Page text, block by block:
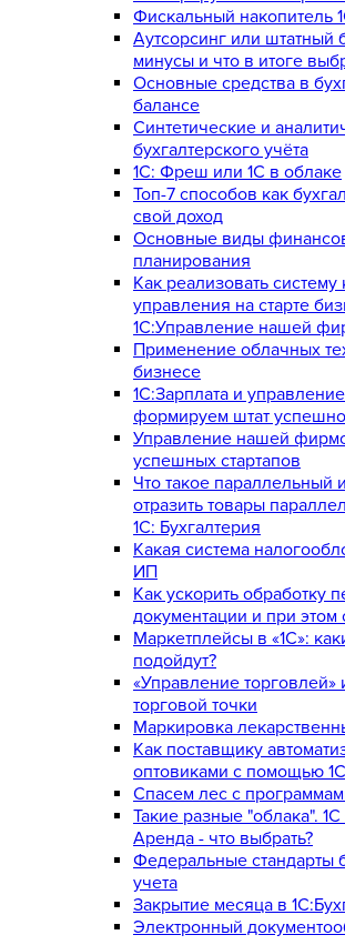
Фискальный накопитель
Аутсорсинг или штатный
минусы и что в итоге
Основные средства в
балансе
Синтетические и
бухгалтерского учёта
1C: Фреш или 1С в облаке
Топ-7 способов как
свой доход
Основные виды
планирования
Как реализовать
управления на старте
1С:Управление нашей
Применение облачных
бизнесе
1C:Зарплата и
формируем штат
Управление нашей
успешных стартапов
Что такое параллельный
отразить товары
1С: Бухгалтерия
Какая система
ИП
Как ускорить обработку
документации и при этом
Маркетплейсы в «1С»:
подойдут?
«Управление торговлей»
торговой точки
Маркировка
Как поставщику
оптовиками с помощью 1С
Спасем лес с
Такие разные "облака".
Аренда - что выбрать?
Федеральные стандарты
учета
Закрытие месяца в
Электронный